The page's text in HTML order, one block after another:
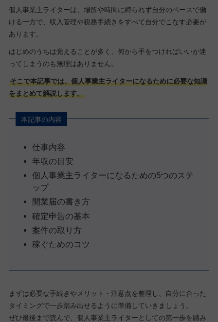
個人事業主ライターは、場所や時間に縛られず自分のペースで働
ける一方で、収入管理や税務手続きをすべて自分でこなす必要が
あります。
はじめのうちは覚えることが多く、何から手をつければいいか迷
ってしまうのも無理はありません。
そこで本記事では、個人事業主ライターになるために必要な知識
をまとめて解説します。
本記事の内容
仕事内容
年収の目安
個人事業主ライターになるための5つのステ
ップ
開業届の書き方
確定申告の基本
案件の取り方
稼ぐためのコツ
まずは必要な手続きやメリット・注意点を整理し、自分に合った
タイミングで一歩踏み出せるように準備していきましょう。
ぜひ最後まで読んで、個人事業主ライターとしての第一歩を踏み